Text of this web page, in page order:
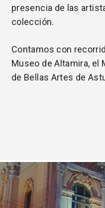
presencia de las
colección.
Contamos con
Museo de Altamira, el
de Bellas Artes de